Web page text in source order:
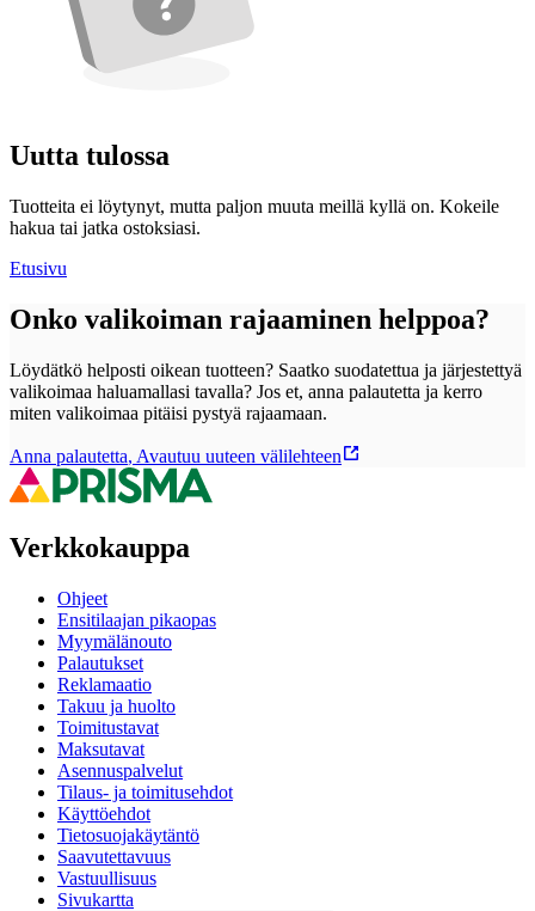
Uutta tulossa
Tuotteita ei löytynyt, mutta paljon muuta meillä kyllä on. Kokeile
hakua tai jatka ostoksiasi.
Etusivu
Onko valikoiman rajaaminen helppoa?
Löydätkö helposti oikean tuotteen? Saatko suodatettua ja järjestettyä
valikoimaa haluamallasi tavalla? Jos et, anna palautetta ja kerro
miten valikoimaa pitäisi pystyä rajaamaan.
Anna palautetta, Avautuu uuteen välilehteen
Verkkokauppa
Ohjeet
Ensitilaajan pikaopas
Myymälänouto
Palautukset
Reklamaatio
Takuu ja huolto
Toimitustavat
Maksutavat
Asennuspalvelut
Tilaus- ja toimitusehdot
Käyttöehdot
Tietosuojakäytäntö
Saavutettavuus
Vastuullisuus
Sivukartta